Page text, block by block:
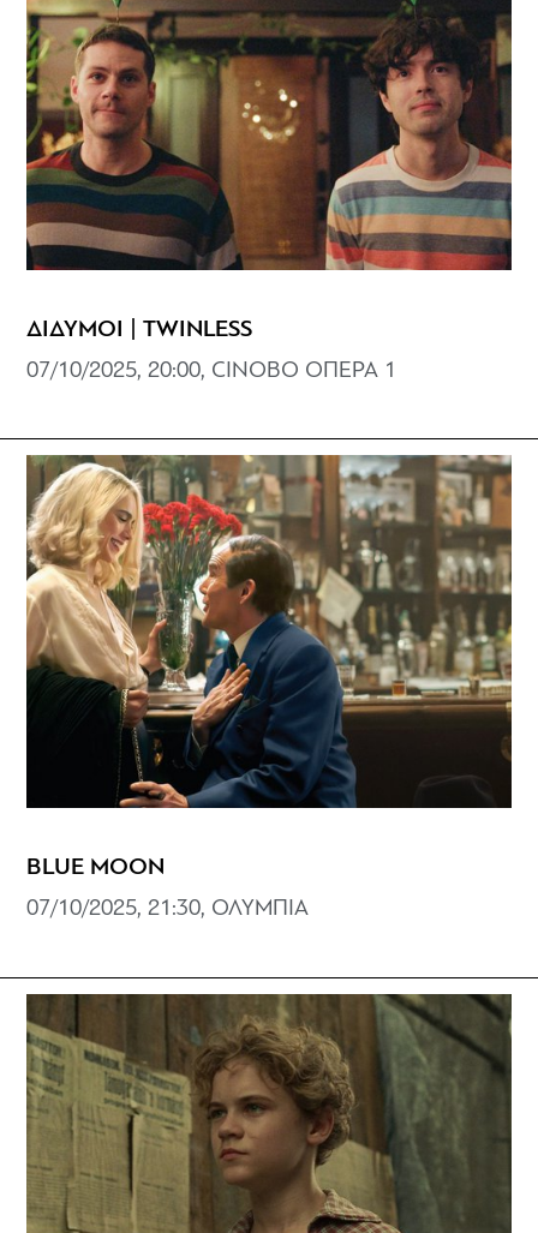
ΔΙΔΥΜΟΙ | TWINLESS
07/10/2025, 20:00, CINOBO ΟΠΕΡΑ 1
BLUE MOON
07/10/2025, 21:30, ΟΛΥΜΠΙΑ